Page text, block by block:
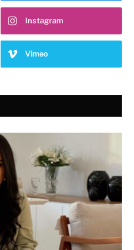
Instagram
Vimeo